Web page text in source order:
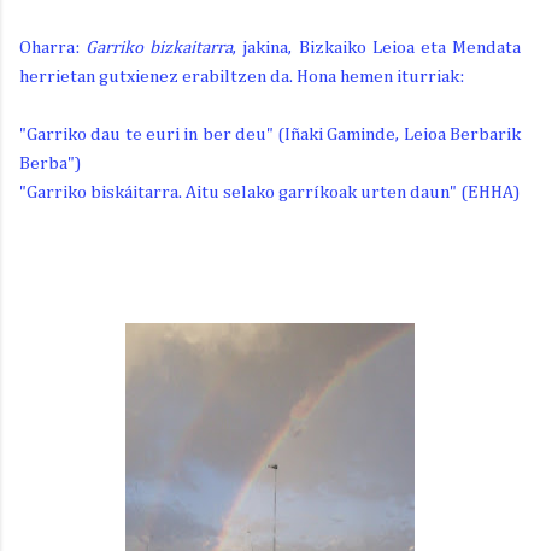
Oharra: Garriko bizkaitarra, jakina, Bizkaiko Leioa eta Mendata
herrietan gutxienez erabiltzen da. Hona hemen iturriak:
"Garriko dau te euri in ber deu" (Iñaki Gaminde, Leioa Berbarik
Berba")
"Garriko biskáitarra. Aitu selako garríkoak urten daun" (EHHA)